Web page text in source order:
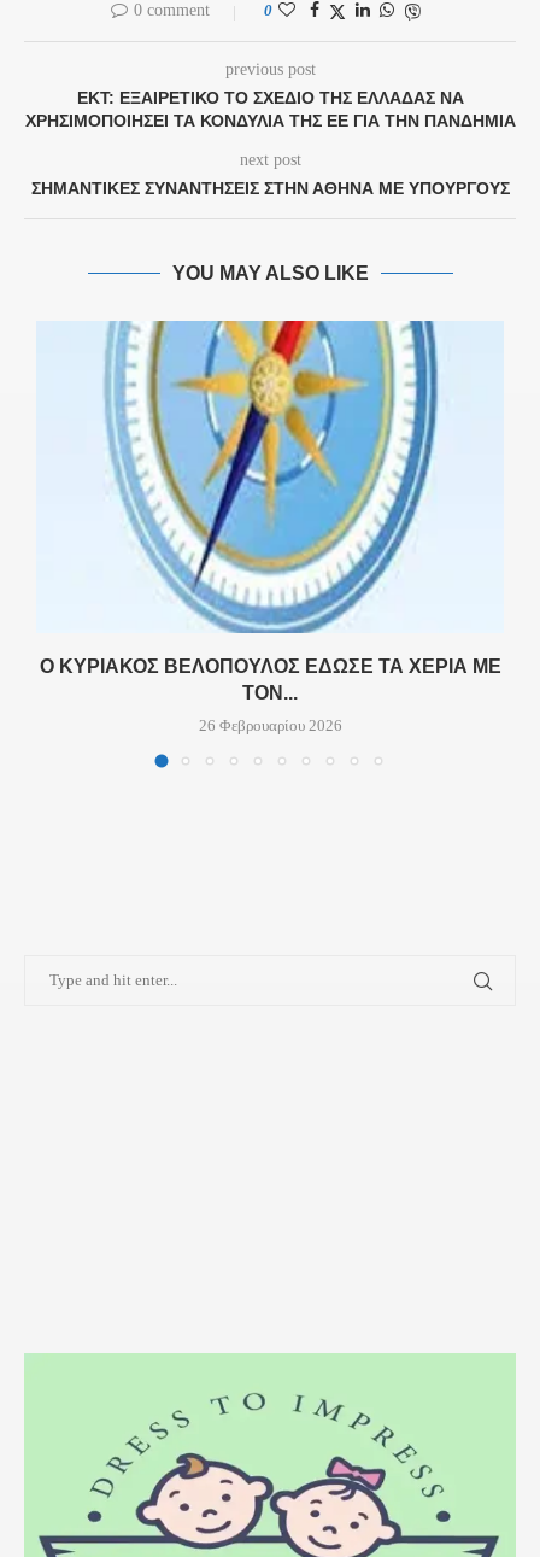
0 comment 0
previous post
ΕΚΤ: ΕΞΑΙΡΕΤΙΚΌ ΤΟ ΣΧΈΔΙΟ ΤΗΣ ΕΛΛΆΔΑΣ ΝΑ
ΧΡΗΣΙΜΟΠΟΙΉΣΕΙ ΤΑ ΚΟΝΔΎΛΙΑ ΤΗΣ ΕΕ ΓΙΑ ΤΗΝ ΠΑΝΔΗΜΊΑ
next post
ΣΗΜΑΝΤΙΚΈΣ ΣΥΝΑΝΤΉΣΕΙΣ ΣΤΗΝ ΑΘΉΝΑ ΜΕ ΥΠΟΥΡΓΟΎΣ
YOU MAY ALSO LIKE
Ο ΚΥΡΙΆΚΟΣ ΒΕΛΌΠΟΥΛΟΣ ΈΔΩΣΕ ΤΑ ΧΈΡΙΑ ΜΕ
ΤΟΝ...
26 Φεβρουαρίου 2026